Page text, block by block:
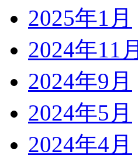
2025年1月
2024年11月
2024年9月
2024年5月
2024年4月